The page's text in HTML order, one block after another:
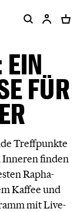
EIN
FÜR
Treffpunkte
Inneren finden
Rapha-
Kaffee und
mit Live-